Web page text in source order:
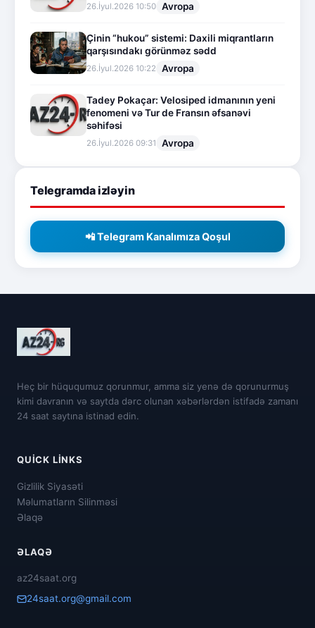
26.İyul.2026 10:50 Avropa
Çinin “hukou” sistemi: Daxili miqrantların
qarşısındakı görünməz sədd
26.İyul.2026 10:22 Avropa
Tadey Pokaçar: Velosiped idmanının yeni
fenomeni və Tur de Fransın əfsanəvi
səhifəsi
26.İyul.2026 09:31 Avropa
Telegramda izləyin
📲 Telegram Kanalımıza Qoşul
Heç bir hüququmuz qorunmur, amma siz yenə də qorunurmuş
kimi davranın və saytda dərc olunan xəbərlərdən istifadə zamanı
24 saat saytına istinad edin.
QUICK LINKS
Gizlilik Siyasəti
Məlumatların Silinməsi
Əlaqə
ƏLAQƏ
az24saat.org
24saat.org@gmail.com